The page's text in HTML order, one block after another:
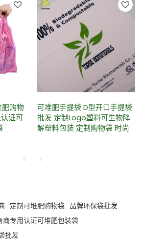
肥购物
证可
可堆肥手提袋 D型开口手提袋
批发 定制Logo塑料可生物降
解塑料包装 定制购物袋 时尚
定制可堆肥购物袋 品牌环保袋批发
商专用认证可堆肥包装袋
批发